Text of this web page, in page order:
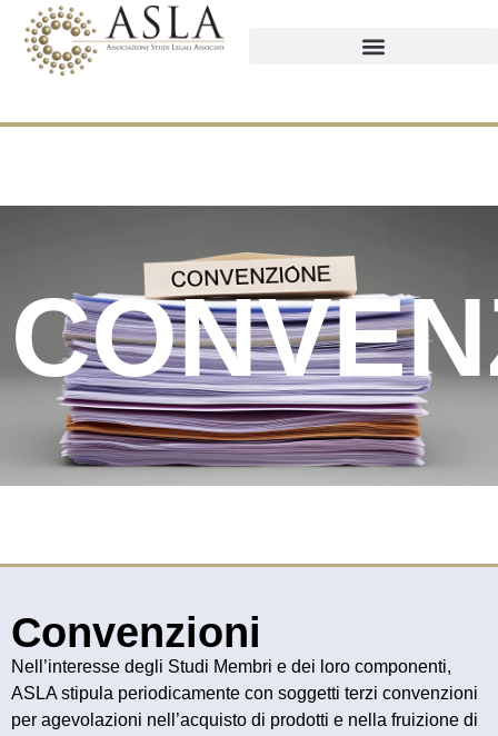
Convenzioni
Nell’interesse degli Studi Membri e dei loro componenti,
ASLA stipula periodicamente con soggetti terzi convenzioni
per agevolazioni nell’acquisto di prodotti e nella fruizione di